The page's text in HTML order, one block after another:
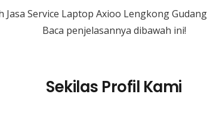
Jasa Service Laptop Axioo Lengkong
Baca penjelasannya dibawah ini!
Sekilas Profil Kami